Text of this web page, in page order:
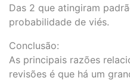
Das 2 que atingiram
probabilidade de viés.
Conclusão:
As principais razões
revisões é que há um